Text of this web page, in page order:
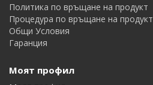
Политика по връщане на продукт
Процедура по връщане на продукт
Общи Условия
Гаранция
Моят профил